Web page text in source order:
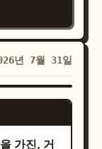
with a
sharp
vertical
with
or strap
near
night
icy
be
른쪽 하
채가 놓여
바라보고
몬드 모양
. 갈색
프업 스
년 7월 31일
IMAGE 2
가진, 거